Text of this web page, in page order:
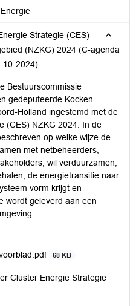
Strategie (CES)
(NZKG) 2024 (C-agenda
10-2024)
Bestuurscommissie
gedeputeerde Kocken
Holland ingestemd met de
(CES) NZKG 2024. In de
op welke wijze de
met netbeheerders,
wil verduurzamen,
de energietransitie naar
vorm krijgt en
wordt geleverd aan een
68 KB
Cluster Energie Strategie